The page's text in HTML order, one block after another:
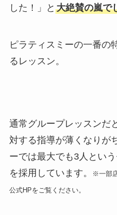
した！」と 大絶賛の嵐で
ピラティスミーの一番の
るレッスン。
通常グループレッスンだ
対する指導が薄くなりが
ーでは最大でも3人とい
を採用しています。
※一部
公式HPをご覧ください。